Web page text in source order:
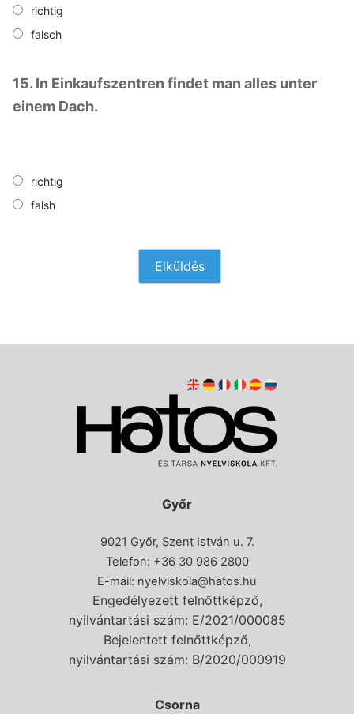
richtig
falsch
15. In Einkaufszentren findet man alles unter
einem Dach.
richtig
falsh
Győr
9021 Győr, Szent István u. 7.
Telefon: +36 30 986 2800
E-mail: nyelviskola@hatos.hu
Engedélyezett felnőttképző,
nyilvántartási szám: E/2021/000085
Bejelentett felnőttképző,
nyilvántartási szám: B/2020/000919
Csorna